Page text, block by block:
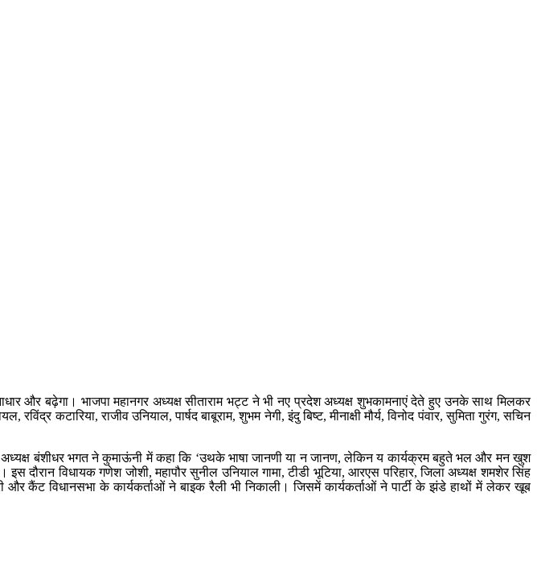
और बढ़ेगा। भाजपा महानगर अध्यक्ष सीताराम भट्ट ने भी नए प्रदेश अध्यक्ष शुभकामनाएं देते हुए उनके साथ मिलकर
कटारिया, राजीव उनियाल, पार्षद बाबूराम, शुभम नेगी, इंदु बिष्ट, मीनाक्षी मौर्य, विनोद पंवार, सुमिता गुरंग, सचिन
अध्यक्ष बंशीधर भगत ने कुमाऊंनी में कहा कि ‘उथके भाषा जानणी या न जानण, लेकिन य कार्यक्रम बहुते भल और मन खुश
विधायक गणेश जोशी, महापौर सुनील उनियाल गामा, टीडी भूटिया, आरएस परिहार, जिला अध्यक्ष शमशेर सिंह
कैंट विधानसभा के कार्यकर्ताओं ने बाइक रैली भी निकाली। जिसमें कार्यकर्ताओं ने पार्टी के झंडे हाथों में लेकर खूब